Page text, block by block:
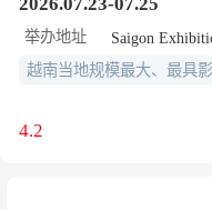
2026.07.23-07.25
举办地址
Saigon
越南当地规模最大、最具
4.2